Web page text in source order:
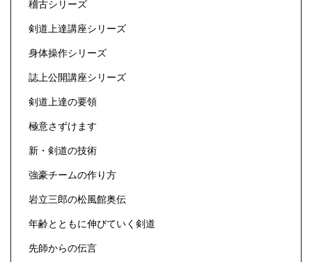
稽古シリーズ
剣道上達講座シリーズ
身体操作シリーズ
誌上公開講座シリーズ
剣道上達の要領
極意さずけます
新・剣道の技術
強豪チームの作り方
岩立三郎の松風館奥伝
年齢とともに伸びていく剣道
先師からの伝言